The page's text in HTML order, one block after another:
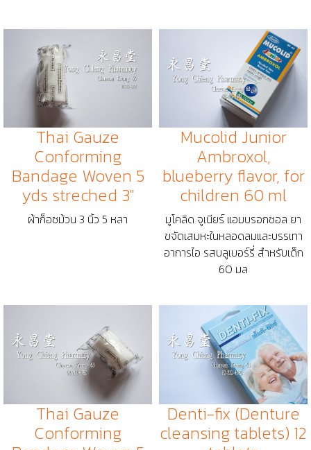
Thai Gauze
Conforming
Bandage Woven 5
yds streched 3"
ผ้าก็อซม้วน 3 นิ้ว 5 หลา
Mucolid Junior
Ambroxol,
blueberry flavor, for
children 60 ml
มูโคลิด จูเนียร์ แอมบรอกซอล ยา
ขจัดเสมหะในหลอดลมและบรรเทา
อาการไอ รสบลูเบอร์รี่ สำหรับเด็ก
60 มล
Thai Gauze
Conforming
Denti-fix (Denture
cleansing tablets) 12